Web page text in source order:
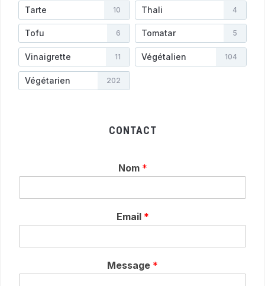
Tarte 10 Thali 4
Tofu 6 Tomatar 5
Vinaigrette 11 Végétalien 104
Végétarien 202
CONTACT
Nom *
Email *
Message *